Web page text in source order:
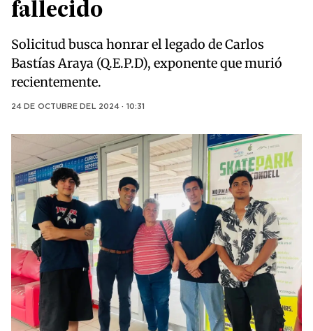
fallecido
Solicitud busca honrar el legado de Carlos
Bastías Araya (Q.E.P.D), exponente que murió
recientemente.
24 DE OCTUBRE DEL 2024 · 10:31